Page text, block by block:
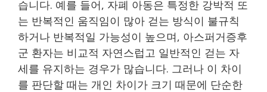
습니다. 예를 들어, 자폐 아동은 특정한 강박적 또
는 반복적인 움직임이 많아 걷는 방식이 불규칙
하거나 반복적일 가능성이 높으며, 아스퍼거증후
군 환자는 비교적 자연스럽고 일반적인 걷는 자
세를 유지하는 경우가 많습니다. 그러나 이 차이
를 판단할 때는 개인 차이가 크기 때문에 단순한